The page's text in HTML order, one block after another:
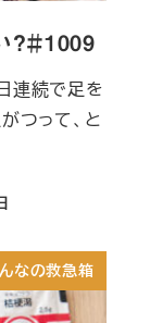
？＃1009
連続で足を
つって、と
なの救急箱